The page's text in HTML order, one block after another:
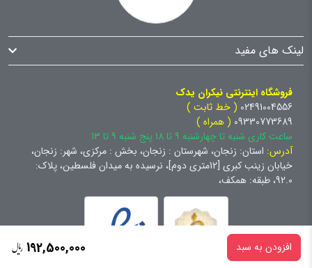
192,500,000 افزودن به سبد
لینک های مفید
فروشگاه اینترنتی نیکران یدک
02491004556 ( خط ثابت )
09330773689 ( همراه )
ساعت کاری شنبه تا چهارشنبه 9 تا 18 پنج شنبه 9 تا 13
آدرس: استان: زنجان، شهرستان : زنجان، بخش : مرکزی، شهر: زنجان،
خیابان زینب کبری [12متری دوم]، نرسیده به میدان فلسطین، پلاک:
92.0، طبقه: همکف،